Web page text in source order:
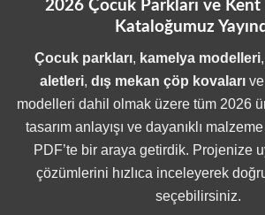
2026 Çocuk Parkları ve
Kataloğumuz
Çocuk parkları, kamelya modelleri,
aletleri, dış mekan çöp kovaları ve
modelleri dahil olmak üzere tüm 2026
tasarım anlayışı ve dayanıklı
PDF’te bir araya getirdik. Projenize
çözümlerini hızlıca inceleyerek
seçebilirsiniz.